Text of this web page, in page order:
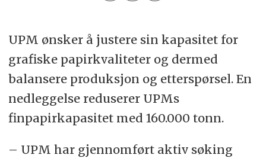
UPM ønsker å justere sin kapasitet for
grafiske papirkvaliteter og dermed
balansere produksjon og etterspørsel. En
nedleggelse reduserer UPMs
finpapirkapasitet med 160.000 tonn.
– UPM har gjennomført aktiv søking